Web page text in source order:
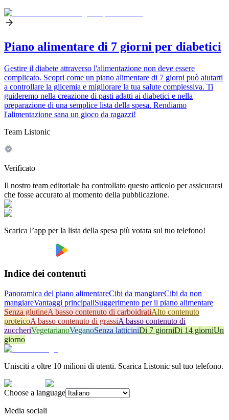
Piano alimentare di 7 giorni per diabetici
Gestire il diabete attraverso l'alimentazione non deve essere
complicato. Scopri come un piano alimentare di 7 giorni può aiutarti
a controllare la glicemia e migliorare la tua salute complessiva. Ti
guideremo nella creazione di pasti adatti ai diabetici e nella
preparazione di una semplice lista della spesa. Rendiamo
l'alimentazione sana un gioco da ragazzi!
Team Listonic
Verificato
Il nostro team editoriale ha controllato questo articolo per assicurarsi
che fosse accurato al momento della pubblicazione.
Scarica l’app per la lista della spesa più votata sul tuo telefono!
Indice dei contenuti
Panoramica del piano alimentareCibi da mangiareCibi da non
mangiareVantaggi principaliSuggerimento per il piano alimentare
Senza glutineA basso contenuto di carboidratiAlto contenuto
proteicoA basso contenuto di grassiA basso contenuto di
zuccheriVegetarianoVeganoSenza latticiniDi 7 giorniDi 14 giorniUn
giorno
Unisciti a oltre 10 milioni di utenti. Scarica Listonic sul tuo telefono.
Choose a language
Media sociali